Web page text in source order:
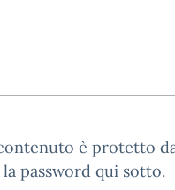
è protetto
password qui sotto.